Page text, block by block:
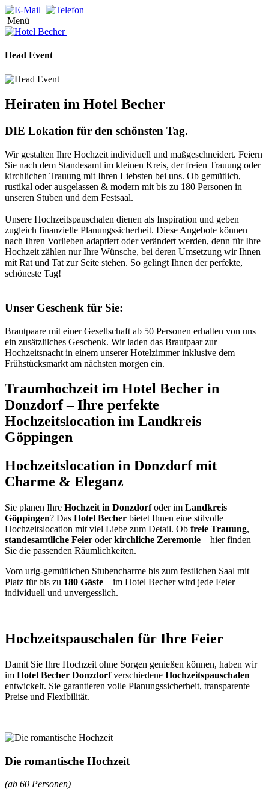
Menü
Head Event
Heiraten im Hotel Becher
DIE Lokation für den schönsten Tag.
Wir gestalten Ihre Hochzeit individuell und maßgeschneidert. Feiern
Sie nach dem Standesamt im kleinen Kreis, der freien Trauung oder
kirchlichen Trauung mit Ihren Liebsten bei uns. Ob gemütlich,
rustikal oder ausgelassen & modern mit bis zu 180 Personen in
unseren Stuben und dem Festsaal.
Unsere Hochzeitspauschalen dienen als Inspiration und geben
zugleich finanzielle Planungssicherheit. Diese Angebote können
nach Ihren Vorlieben adaptiert oder verändert werden, denn für Ihre
Hochzeit zählen nur Ihre Wünsche, bei deren Umsetzung wir Ihnen
mit Rat und Tat zur Seite stehen. So gelingt Ihnen der perfekte,
schöneste Tag!
Unser Geschenk für Sie:
Brautpaare mit einer Gesellschaft ab 50 Personen erhalten von uns
ein zusätzlilches Geschenk. Wir laden das Brautpaar zur
Hochzeitsnacht in einem unserer Hotelzimmer inklusive dem
Frühstücksmarkt am nächsten morgen ein.
Traumhochzeit im Hotel Becher in
Donzdorf – Ihre perfekte
Hochzeitslocation im Landkreis
Göppingen
Hochzeitslocation in Donzdorf mit
Charme & Eleganz
Sie planen Ihre Hochzeit in Donzdorfoder im Landkreis
Göppingen? Das Hotel Becher bietet Ihnen eine stilvolle
Hochzeitslocation mit viel Liebe zum Detail. Ob freie Trauung,
standesamtliche Feier oderkirchliche Zeremonie – hier finden
Sie die passenden Räumlichkeiten.
Vom urig-gemütlichen Stubencharme bis zum festlichen Saal mit
Platz für bis zu 180 Gäste – im Hotel Becher wird jede Feier
individuell und unvergesslich.
Hochzeitspauschalen für Ihre Feier
Damit Sie Ihre Hochzeit ohne Sorgen genießen können, haben wir
im Hotel Becher Donzdorfverschiedene Hochzeitspauschalen
entwickelt. Sie garantieren volle Planungssicherheit, transparente
Preise und Flexibilität.
Die romantische Hochzeit
(ab 60 Personen)